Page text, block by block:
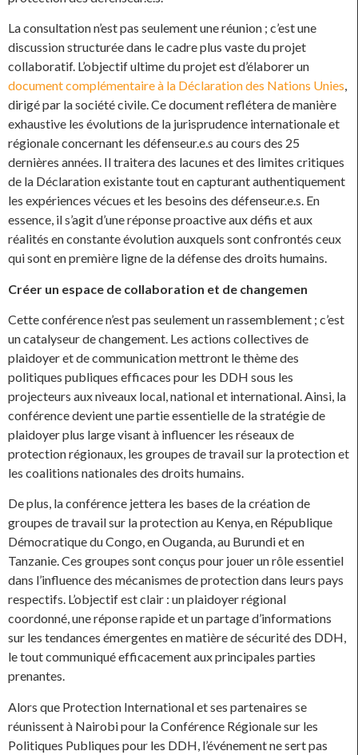
La consultation n’est pas seulement une réunion ; c’est une
discussion structurée dans le cadre plus vaste du projet
collaboratif. L’objectif ultime du projet est d’élaborer un
document complémentaire à la Déclaration des Nations Unies,
dirigé par la société civile. Ce document reflétera de manière
exhaustive les évolutions de la jurisprudence internationale et
régionale concernant les défenseur.e.s au cours des 25
dernières années. Il traitera des lacunes et des limites critiques
de la Déclaration existante tout en capturant authentiquement
les expériences vécues et les besoins des défenseur.e.s. En
essence, il s’agit d’une réponse proactive aux défis et aux
réalités en constante évolution auxquels sont confrontés ceux
qui sont en première ligne de la défense des droits humains.
Créer un espace de collaboration et de changemen
Cette conférence n’est pas seulement un rassemblement ; c’est
un catalyseur de changement. Les actions collectives de
plaidoyer et de communication mettront le thème des
politiques publiques efficaces pour les DDH sous les
projecteurs aux niveaux local, national et international. Ainsi, la
conférence devient une partie essentielle de la stratégie de
plaidoyer plus large visant à influencer les réseaux de
protection régionaux, les groupes de travail sur la protection et
les coalitions nationales des droits humains.
De plus, la conférence jettera les bases de la création de
groupes de travail sur la protection au Kenya, en République
Démocratique du Congo, en Ouganda, au Burundi et en
Tanzanie. Ces groupes sont conçus pour jouer un rôle essentiel
dans l’influence des mécanismes de protection dans leurs pays
respectifs. L’objectif est clair : un plaidoyer régional
coordonné, une réponse rapide et un partage d’informations
sur les tendances émergentes en matière de sécurité des DDH,
le tout communiqué efficacement aux principales parties
prenantes.
Alors que Protection International et ses partenaires se
réunissent à Nairobi pour la Conférence Régionale sur les
Politiques Publiques pour les DDH, l’événement ne sert pas